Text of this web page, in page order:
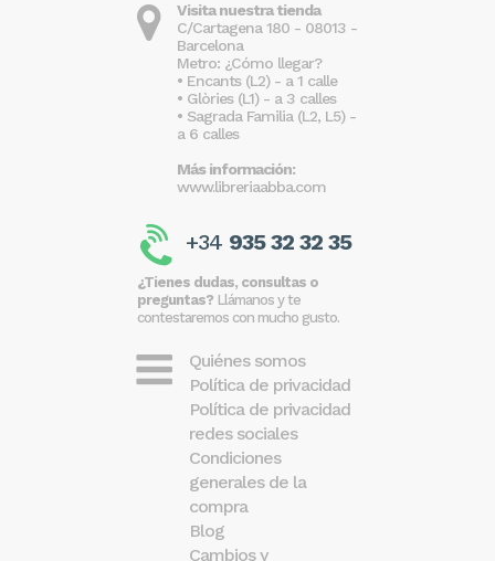
Visita nuestra tienda
C/Cartagena 180 - 08013 -
Barcelona
Metro: ¿Cómo llegar?
• Encants (L2) - a 1 calle
• Glòries (L1) - a 3 calles
• Sagrada Familia (L2, L5) -
a 6 calles
Más información:
www.libreriaabba.com
+34 935 32 32 35
¿Tienes dudas, consultas o
preguntas? Llámanos y te
contestaremos con mucho gusto.
Quiénes somos
Política de privacidad
Política de privacidad
redes sociales
Condiciones
generales de la
compra
Blog
Cambios y